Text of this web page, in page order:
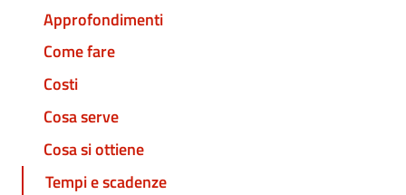
Approfondimenti
Come fare
Costi
Cosa serve
Cosa si ottiene
Tempi e scadenze